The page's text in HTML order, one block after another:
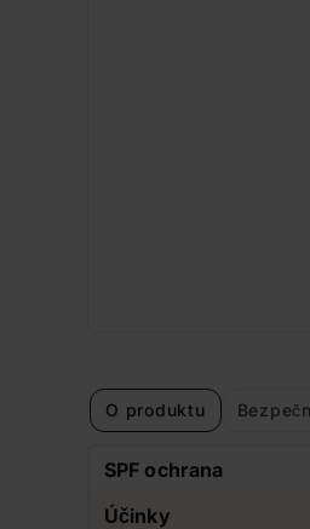
O produktu
SPF ochrana
Účinky